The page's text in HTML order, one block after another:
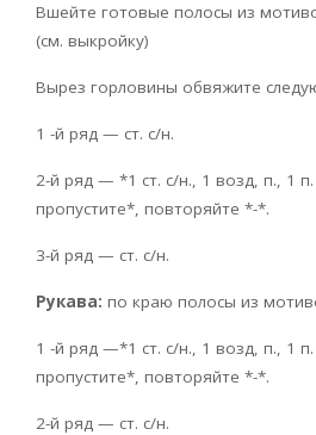
Вшейте готовые полосы из
(см. выкройку)
Вырез горловины обвяжите
1 -й ряд — ст. с/н.
2-й ряд — *1 ст. с/н., 1 возд, п., 1
пропустите*, повторяйте *-*.
3-й ряд — ст. с/н.
Рукава: по краю полосы из
1 -й ряд —*1 ст. с/н., 1 возд, п., 1
пропустите*, повторяйте *-*.
2-й ряд — ст. с/н.